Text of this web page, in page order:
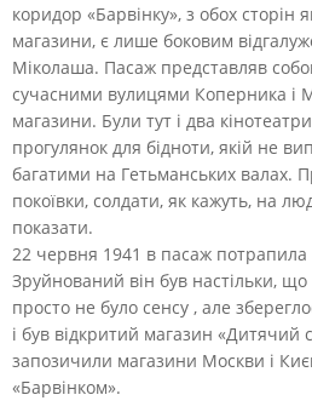
коридор «Барвінку», з обох сторін
магазини, є лише боковим
Міколаша. Пасаж представляв
сучасними вулицями Коперника і
магазини. Були тут і два
прогулянок для бідноти, якій не
багатими на Гетьманських валах.
покоївки, солдати, як кажуть, на
показати.
22 червня 1941 в пасаж потрапила
Зруйнований він був настільки,
просто не було сенсу , але
і був відкритий магазин «Дитячий
запозичили магазини Москви і
«Барвінком».